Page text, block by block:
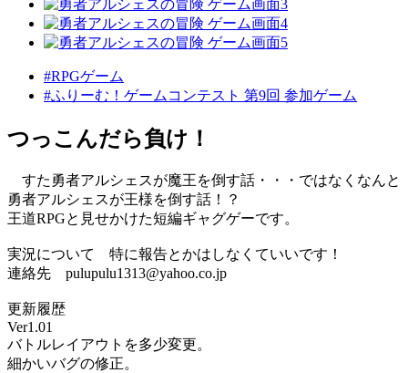
#RPGゲーム
#ふりーむ！ゲームコンテスト 第9回 参加ゲーム
つっこんだら負け！
すた勇者アルシェスが魔王を倒す話・・・ではなくなんと
勇者アルシェスが王様を倒す話！？
王道RPGと見せかけた短編ギャグゲーです。
実況について 特に報告とかはしなくていいです！
連絡先 pulupulu1313@yahoo.co.jp
更新履歴
Ver1.01
バトルレイアウトを多少変更。
細かいバグの修正。